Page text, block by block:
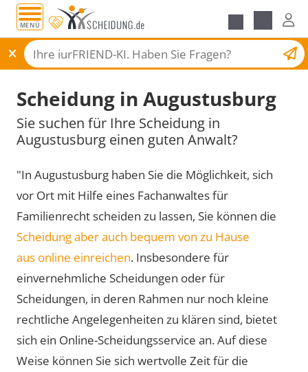
MENÜ
Scheidungsantrag
Scheidung in Augustusburg
Sie suchen für Ihre Scheidung in
Augustusburg einen guten Anwalt?
"In Augustusburg haben Sie die Möglichkeit, sich
vor Ort mit Hilfe eines Fachanwaltes für
Familienrecht scheiden zu lassen, Sie können die
Scheidung aber auch bequem von zu Hause
aus online einreichen. Insbesondere für
einvernehmliche Scheidungen oder für
Scheidungen, in deren Rahmen nur noch kleine
rechtliche Angelegenheiten zu klären sind, bietet
sich ein Online-Scheidungsservice an. Auf diese
Weise können Sie sich wertvolle Zeit für die